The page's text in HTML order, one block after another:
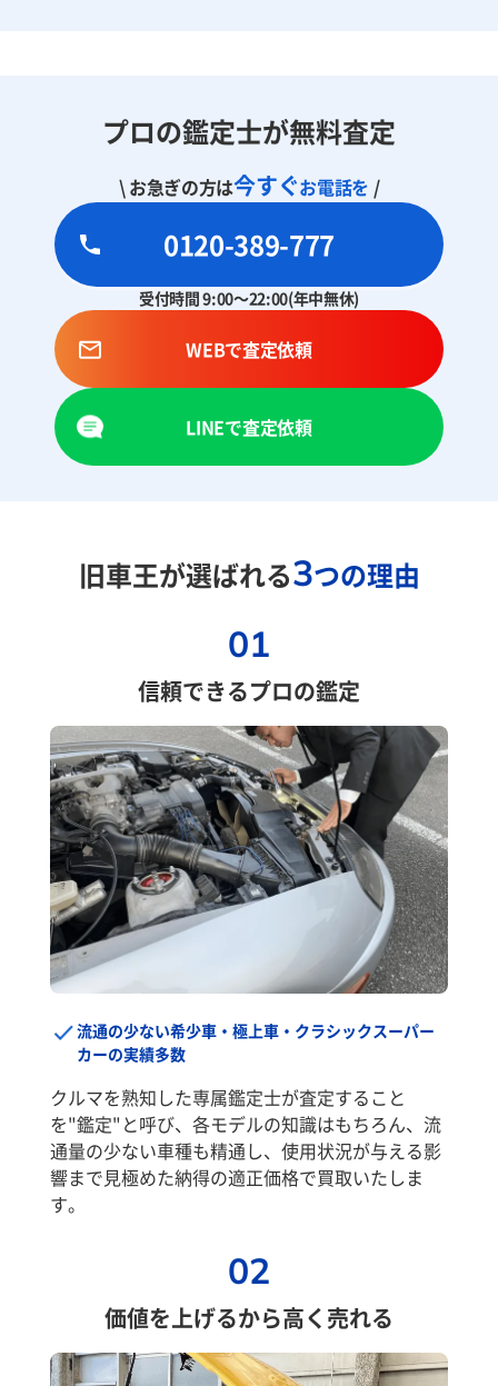
プロの鑑定士が無料査定
\ お急ぎの方は今すぐお電話を /
0120-389-777
受付時間 9:00～22:00(年中無休)
WEBで査定依頼
LINEで査定依頼
旧車王が選ばれる3つの理由
01
信頼できるプロの鑑定
流通の少ない希少車・極上車・クラシックスーパー
カーの実績多数
クルマを熟知した専属鑑定士が査定すること
を"鑑定"と呼び、各モデルの知識はもちろん、流
通量の少ない車種も精通し、使用状況が与える影
響まで見極めた納得の適正価格で買取いたしま
す。
02
価値を上げるから高く売れる